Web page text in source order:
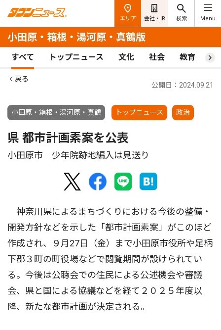
エリア 会社・IR 検索 Menu
小田原・箱根・湯河原・真鶴版
すべて トップニュース 文化 社会 教育 ス
戻る
小田原・箱根・湯河原・真鶴 トップニュース 政治
公開日：2024.09.21
県 都市計画素案を公表
小田原市 少年院跡地編入は見送り
神奈川県によるまちづくりにおける今後の整備・
開発方針などを示した「都市計画素案」がこのほど
作成され、９月27日（金）まで小田原市役所や足柄
下郡３町の町役場などで閲覧期間が設けられてい
る。今後は公聴会での住民による公述機会や審議
会、県と国による協議などを経て２０２５年度以
降、新たな都市計画が決定される。